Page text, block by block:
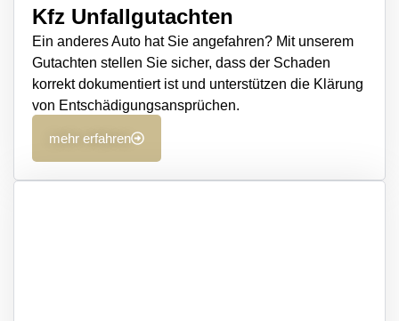
Kfz Unfallgutachten
Ein anderes Auto hat Sie angefahren? Mit unserem
Gutachten stellen Sie sicher, dass der Schaden
korrekt dokumentiert ist und unterstützen die Klärung
von Entschädigungsansprüchen.
mehr erfahren